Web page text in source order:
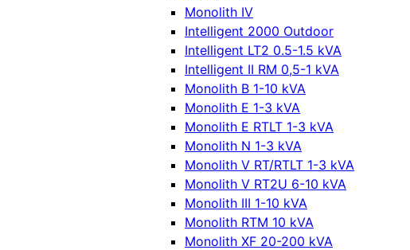
Monolith IV
Intelligent 2000 Outdoor
Intelligent LT2 0.5-1.5 kVA
Intelligent II RM 0,5-1 kVA
Monolith B 1-10 kVA
Monolith E 1-3 kVA
Monolith E RTLT 1-3 kVA
Monolith N 1-3 kVA
Monolith V RT/RTLT 1-3 kVA
Monolith V RT2U 6-10 kVA
Monolith III 1-10 kVA
Monolith RTM 10 kVA
Monolith XF 20-200 kVA